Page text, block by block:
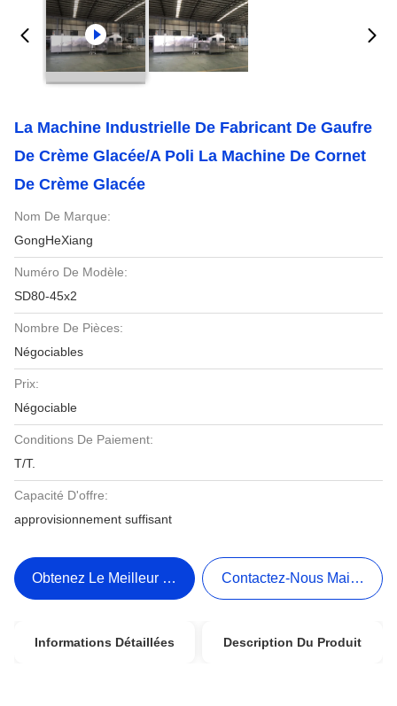
La Machine Industrielle De Fabricant De Gaufre
De Crème Glacée/a Poli La Machine De Cornet
De Crème Glacée
Nom De Marque:
GongHeXiang
Numéro De Modèle:
SD80-45x2
Nombre De Pièces:
Négociables
Prix:
Négociable
Conditions De Paiement:
T/T.
Capacité D'offre:
approvisionnement suffisant
Obtenez Le Meilleur Prix Contactez-Nous Maintenant
Informations Détaillées Description Du Produit